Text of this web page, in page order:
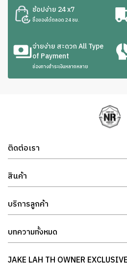
ช้อปง่าย 24 x7
ซื้อของได้ตลอด 24 ชม.
จ่ายง่าย สะดวก All Type
of Payment
ช่องทางชำระเงินหลากหลาย
ติดต่อเรา
สินค้า
บริการลูกค้า
บทความทั้งหมด